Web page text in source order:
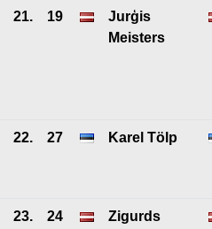
21. 19
Jurģis
Meisters
22. 27 Karel Tölp
23. 24
Zigurds